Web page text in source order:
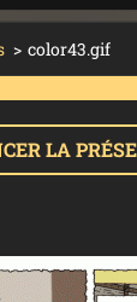
> color43.gif
LA